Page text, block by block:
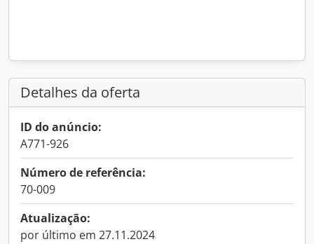
Detalhes da oferta
ID do anúncio:
A771-926
Número de referência:
70-009
Atualização:
por último em 27.11.2024